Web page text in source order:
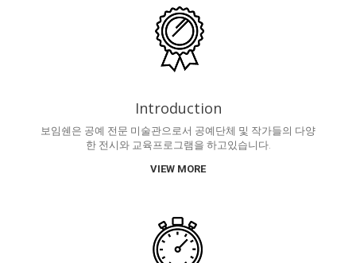
Introduction
보임쉔은 공예 전문 미술관으로서 공예단체 및 작가들의 다양
한 전시와 교육프로그램을 하고있습니다.
VIEW MORE